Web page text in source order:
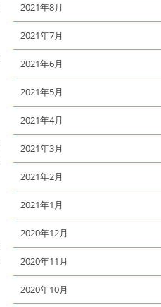
2021年8月
2021年7月
2021年6月
2021年5月
2021年4月
2021年3月
2021年2月
2021年1月
2020年12月
2020年11月
2020年10月